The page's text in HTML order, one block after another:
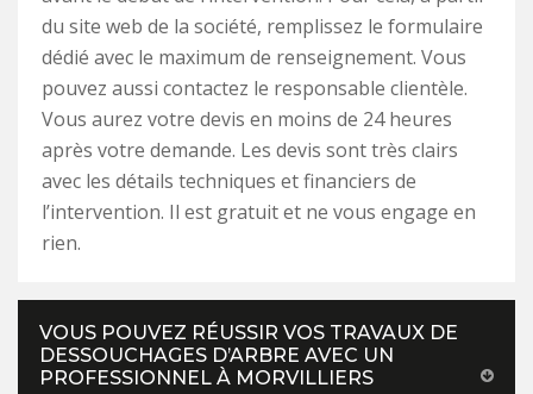
du site web de la société, remplissez le formulaire
dédié avec le maximum de renseignement. Vous
pouvez aussi contactez le responsable clientèle.
Vous aurez votre devis en moins de 24 heures
après votre demande. Les devis sont très clairs
avec les détails techniques et financiers de
l’intervention. Il est gratuit et ne vous engage en
rien.
VOUS POUVEZ RÉUSSIR VOS TRAVAUX DE
DESSOUCHAGES D’ARBRE AVEC UN
PROFESSIONNEL À MORVILLIERS